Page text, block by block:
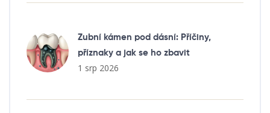
Zubní kámen pod dásní: Příčiny,
příznaky a jak se ho zbavit
1 srp 2026